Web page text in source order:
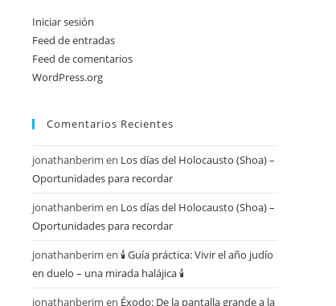
Iniciar sesión
Feed de entradas
Feed de comentarios
WordPress.org
Comentarios Recientes
jonathanberim en Los días del Holocausto (Shoa) –
Oportunidades para recordar
jonathanberim en Los días del Holocausto (Shoa) –
Oportunidades para recordar
jonathanberim en 🕯️ Guía práctica: Vivir el año judío
en duelo – una mirada halájica 🕯️
jonathanberim en Éxodo: De la pantalla grande a la